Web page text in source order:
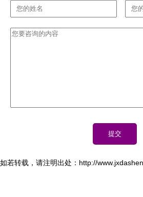
如若转载，请注明出处：http://